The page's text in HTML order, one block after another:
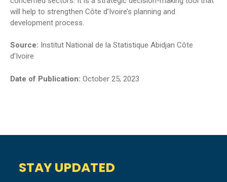
will help to strengthen Côte d’Ivoire’s planning and
development process.
Source: Institut National de la Statistique Abidjan Côte
d’Ivoire
Date of Publication: October 25, 2023
STAY UPDATED